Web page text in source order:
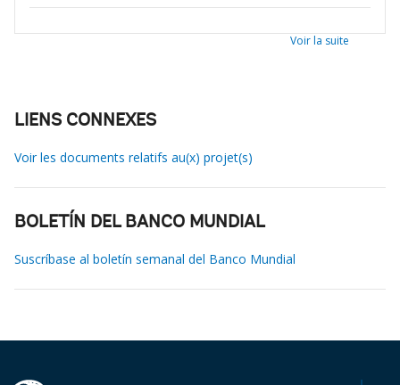
Voir la suite
LIENS CONNEXES
Voir les documents relatifs au(x) projet(s)
BOLETÍN DEL BANCO MUNDIAL
Suscríbase al boletín semanal del Banco Mundial